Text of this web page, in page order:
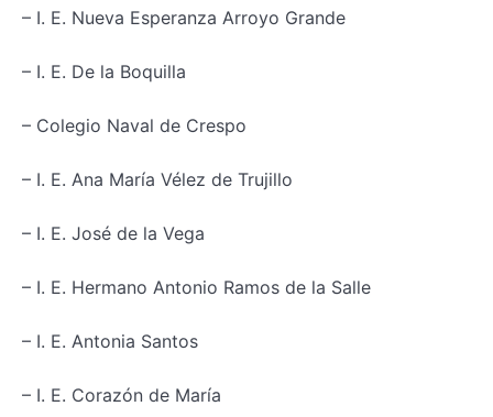
– I. E. Nueva Esperanza Arroyo Grande
– I. E. De la Boquilla
– Colegio Naval de Crespo
– I. E. Ana María Vélez de Trujillo
– I. E. José de la Vega
– I. E. Hermano Antonio Ramos de la Salle
– I. E. Antonia Santos
– I. E. Corazón de María